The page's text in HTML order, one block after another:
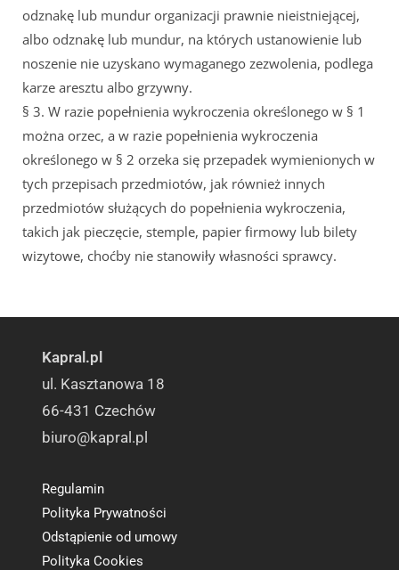
odznakę lub mundur organizacji prawnie nieistniejącej,
albo odznakę lub mundur, na których ustanowienie lub
noszenie nie uzyskano wymaganego zezwolenia, podlega
karze aresztu albo grzywny.
§ 3. W razie popełnienia wykroczenia określonego w § 1
można orzec, a w razie popełnienia wykroczenia
określonego w § 2 orzeka się przepadek wymienionych w
tych przepisach przedmiotów, jak również innych
przedmiotów służących do popełnienia wykroczenia,
takich jak pieczęcie, stemple, papier firmowy lub bilety
wizytowe, choćby nie stanowiły własności sprawcy.
Kapral.pl
ul. Kasztanowa 18
66-431 Czechów
biuro@kapral.pl
Regulamin
Polityka Prywatności
Odstąpienie od umowy
Polityka Cookies